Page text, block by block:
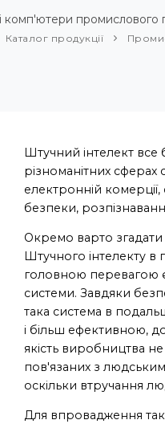
комп'ютери промислового
Каталог продукції
Штучний інтелект все
різноманітних сферах
електронній
безпеки,
Окремо варто
Штучного інтелекту в
головною перевагою є
системи. Завдяки
така система в
і більш ефективною,
якість виробництва
пов'язаних з
оскільки втручання
Для впровадження